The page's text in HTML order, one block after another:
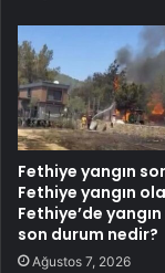
Fethiye yangın
Fethiye yangın
Fethiye’de yangın
son durum nedir?
Ağustos 7, 2026